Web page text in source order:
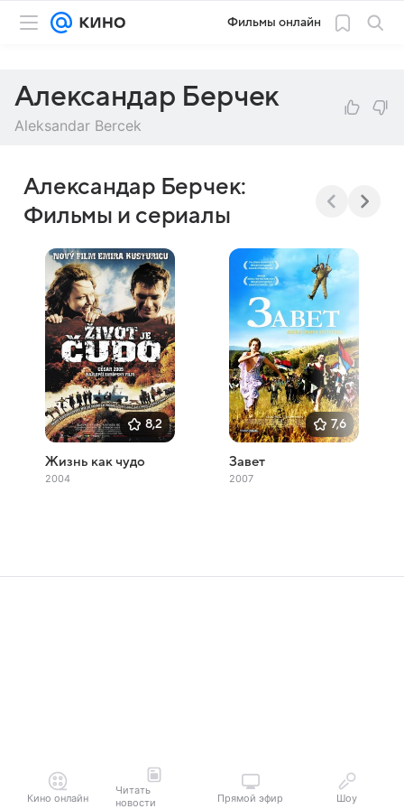
Фильмы онлайн
Александар Берчек
Aleksandar Bercek
Александар Берчек:
Фильмы и сериалы
8,2
Жизнь как чудо
2004
7,6
Завет
2007
Кино онлайн
Читать
новости
Прямой эфир Шоу